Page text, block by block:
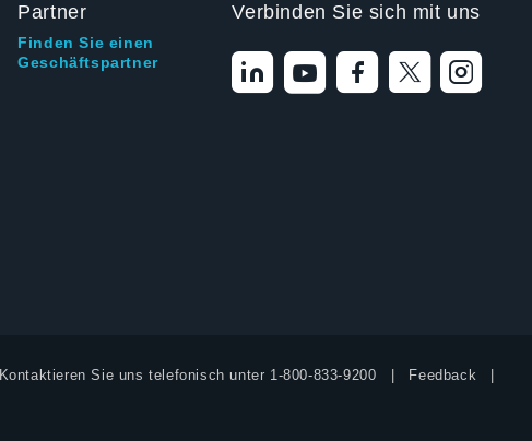
Partner
Finden Sie einen
Geschäftspartner
Verbinden Sie sich mit uns
Kontaktieren Sie uns telefonisch unter 1-800-833-9200 Feedback